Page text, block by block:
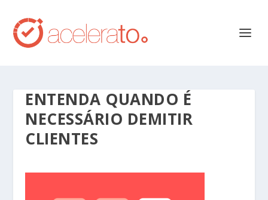
ENTENDA QUANDO É
NECESSÁRIO DEMITIR
CLIENTES